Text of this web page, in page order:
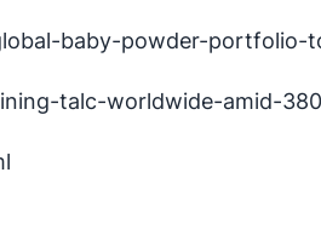
baby-powder-portfolio-
talc-worldwide-amid-